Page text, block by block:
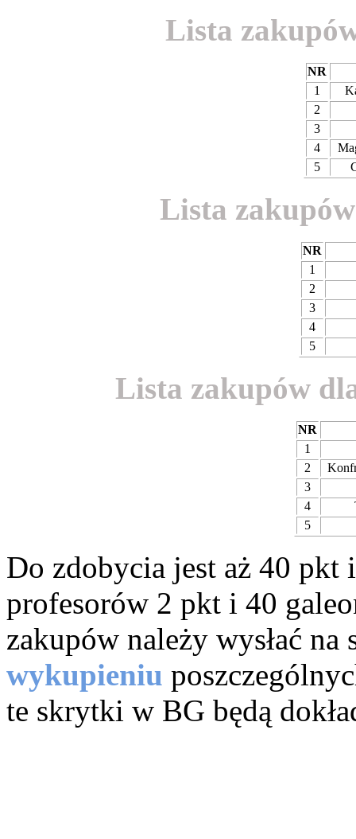
Lista
NR
1
2
3
4
5
Lista
NR
1
2
3
4
5
Lista zakupów
NR
1
2
3
4
5
Do zdobycia jest aż 40
profesorów 2 pkt i 40
zakupów należy wysłać
wykupieniu
te skrytki w BG będą